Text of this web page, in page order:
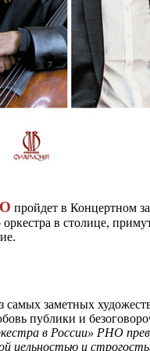
пройдет в Концертном
оркестра в столице,
заметных
публики и
в России» РНО
цельностью и